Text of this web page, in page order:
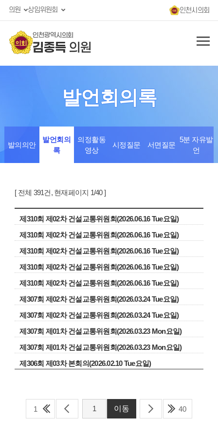
의원 상임위원회 인천시의회
인천광역시의회
김종득 의원
발언회의록
발의의안
발언회의
록
의정활동
영상
시정질문 서면질문
5분 자유발
언
[ 전체 391건, 현재페이지 1/40 ]
제310회 제02차 건설교통위원회(2026.06.16 Tue요일)
제310회 제02차 건설교통위원회(2026.06.16 Tue요일)
제310회 제02차 건설교통위원회(2026.06.16 Tue요일)
제310회 제02차 건설교통위원회(2026.06.16 Tue요일)
제310회 제02차 건설교통위원회(2026.06.16 Tue요일)
제307회 제02차 건설교통위원회(2026.03.24 Tue요일)
제307회 제02차 건설교통위원회(2026.03.24 Tue요일)
제307회 제01차 건설교통위원회(2026.03.23 Mon요일)
제307회 제01차 건설교통위원회(2026.03.23 Mon요일)
제306회 제03차 본회의(2026.02.10 Tue요일)
1 40